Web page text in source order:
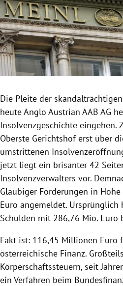
Untermenü
Untermenü
Untermenü
Untermenü
Die Pleite der skandalträchtigen
heute Anglo Austrian AAB AG
Insolvenzgeschichte eingehen.
Oberste Gerichtshof erst über
umstrittenen
jetzt liegt ein brisanter 42
Insolvenzverwalters vor.
Gläubiger Forderungen in
Euro angemeldet. Ursprünglich
Schulden mit 286,76 Mio. Euro
Fakt ist: 116,45 Millionen Euro
österreichische Finanz.
Körperschaftssteuern, seit
ein Verfahren beim